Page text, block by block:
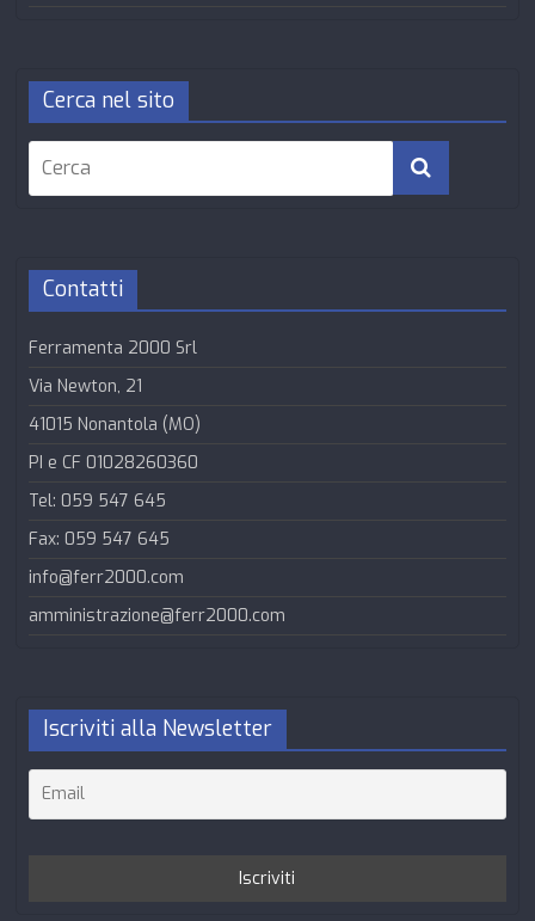
Cerca nel sito
Contatti
Ferramenta 2000 Srl
Via Newton, 21
41015 Nonantola (MO)
PI e CF 01028260360
Tel: 059 547 645
Fax: 059 547 645
info@ferr2000.com
amministrazione@ferr2000.com
Iscriviti alla Newsletter